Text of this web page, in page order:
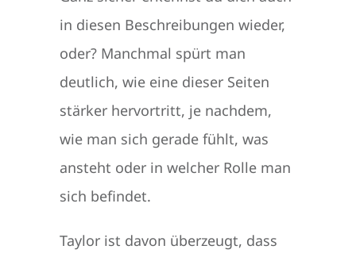
in diesen Beschreibungen wieder,
oder? Manchmal spürt man
deutlich, wie eine dieser Seiten
stärker hervortritt, je nachdem,
wie man sich gerade fühlt, was
ansteht oder in welcher Rolle man
sich befindet.
Taylor ist davon überzeugt, dass